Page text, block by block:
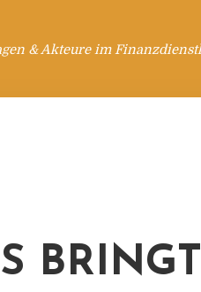
& Akteure im
BRINGT